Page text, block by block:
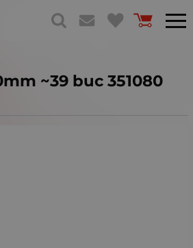
~39 buc 351080